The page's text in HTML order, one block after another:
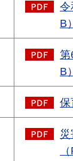
令
B）
第
B）
保